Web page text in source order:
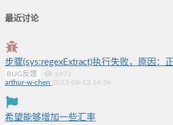
最近讨论
步骤(sys:regexExtract)执行失败，原因：
BUG反馈 ·
1473
arthur-w-chen 2023-06-13 16:36
希望能够增加一些汇率